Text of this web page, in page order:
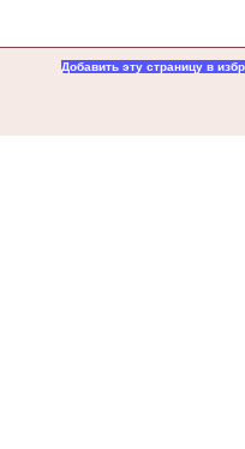
Добавить эту страницу в